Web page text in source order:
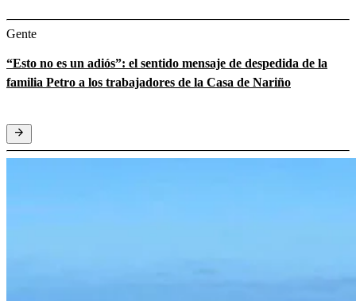
Gente
“Esto no es un adiós”: el sentido mensaje de despedida de la
familia Petro a los trabajadores de la Casa de Nariño